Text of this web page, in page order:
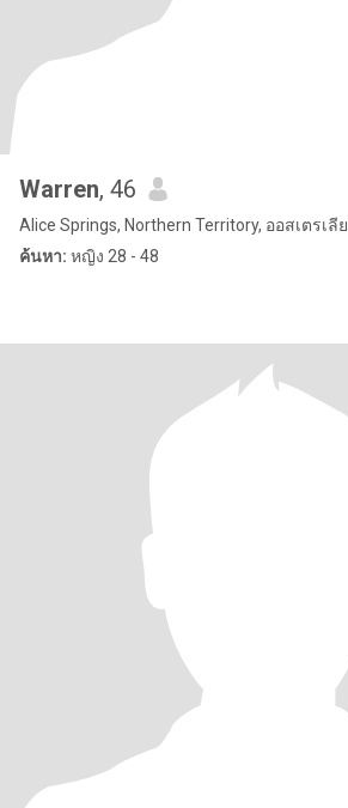
Warren, 46
Alice Springs, Northern Territory, ออสเตรเลีย
ค้นหา: หญิง 28 - 48